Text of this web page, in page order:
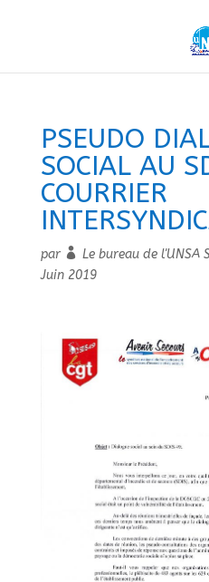
PSEUDO
SOCIAL AU
COURRIER
par Le bureau de l'UNSA
Juin 2019